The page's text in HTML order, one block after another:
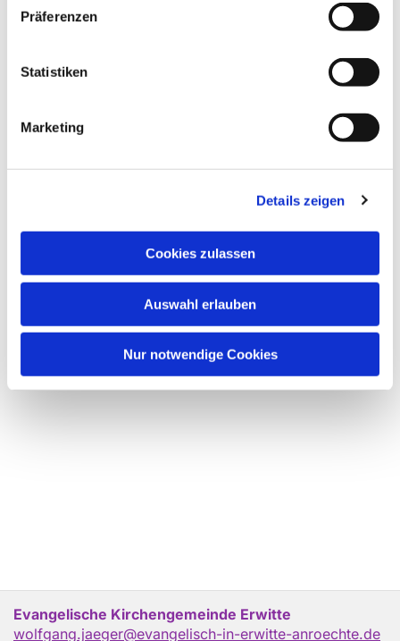
Präferenzen
Statistiken
Marketing
Details zeigen
Cookies zulassen
Auswahl erlauben
Nur notwendige Cookies
Evangelische Kirchengemeinde Erwitte
wolfgang.jaeger@evangelisch-in-erwitte-anroechte.de